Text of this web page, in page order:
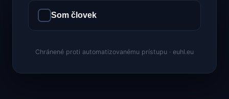
Som človek
Chránené proti automatizovanému prístupu · euhl.eu